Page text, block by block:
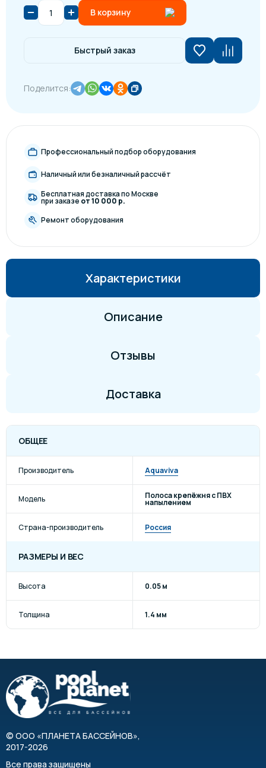
В корзину
Быстрый заказ
Поделится:
Профессиональный подбор оборудования
Наличный или безналичный рассчёт
Бесплатная доставка по Москве
при заказе от 10 000 р.
Ремонт оборудования
Характеристики
Описание
Отзывы
Доставка
ОБЩЕЕ
Производитель Aquaviva
Модель Полоса крепёжня с ПВХ
напылением
Страна-производитель Россия
РАЗМЕРЫ И ВЕС
Высота 0.05 м
Толщина 1.4 мм
© ООО «ПЛАНЕТА БАССЕЙНОВ»,
2017-2026
Все права защищены